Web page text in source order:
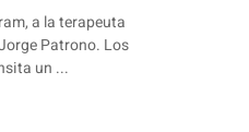
a la terapeuta
Patrono. Los
un ...